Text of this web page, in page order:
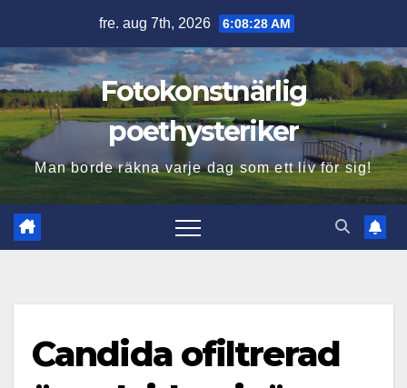
innehåll
fre. aug 7th, 2026 6:08:29 AM
Fotokonstnärlig
poethysteriker
Man borde räkna varje dag som ett liv för sig!
Candida ofiltrerad